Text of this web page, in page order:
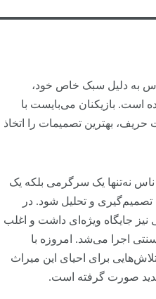
به دلیل سبک خاص خود،
است. بازیکنان می‌بایست با
بهترین تصمیمات را اتخاذ
نه‌تنها یک سرگرمی بلکه یک
و تحلیل شود. در
نیز جایگاه ویژه‌ای داشت و اغلب
اجرا می‌شد. امروزه با
برای احیای این میراث
صورت گرفته است.